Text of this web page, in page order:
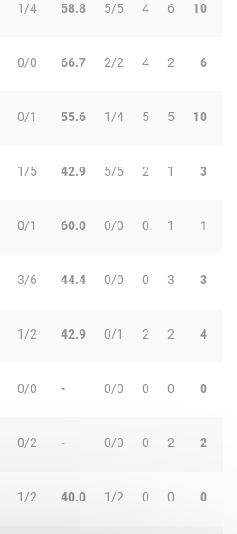
1/4 58.8 5/5 4 6 10
0/0 66.7 2/2 4 2 6
0/1 55.6 1/4 5 5 10
1/5 42.9 5/5 2 1 3
0/1 60.0 0/0 0 1 1
3/6 44.4 0/0 0 3 3
1/2 42.9 0/1 2 2 4
0/0 - 0/0 0 0 0
0/2 - 0/0 0 2 2
1/2 40.0 1/2 0 0 0